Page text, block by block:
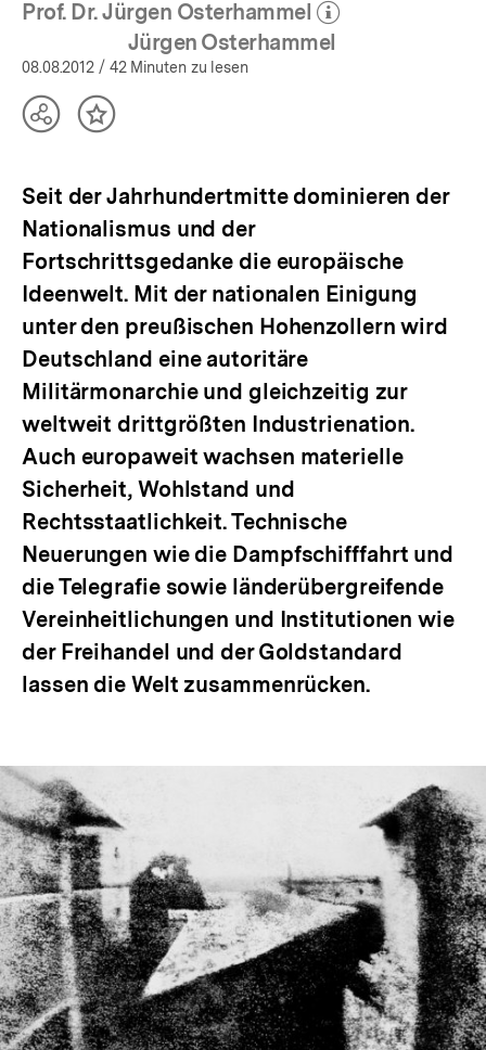
Prof. Dr. Jürgen Osterhammel
(Mehr zum Autor)
öffnen
Jürgen Osterhammel
08.08.2012 / 42 Minuten zu lesen
TeilenInhalt
Seit der Jahrhundertmitte dominieren der
Nationalismus und der
Fortschrittsgedanke die europäische
Ideenwelt. Mit der nationalen Einigung
unter den preußischen Hohenzollern wird
Deutschland eine autoritäre
Militärmonarchie und gleichzeitig zur
weltweit drittgrößten Industrienation.
Auch europaweit wachsen materielle
Sicherheit, Wohlstand und
Rechtsstaatlichkeit. Technische
Neuerungen wie die Dampfschifffahrt und
die Telegrafie sowie länderübergreifende
Vereinheitlichungen und Institutionen wie
der Freihandel und der Goldstandard
lassen die Welt zusammenrücken.
In
Lightbox
öffnen